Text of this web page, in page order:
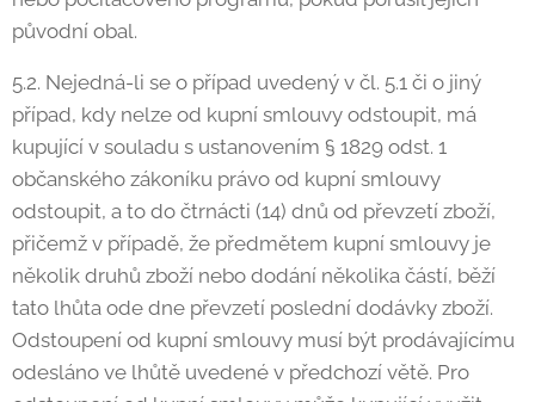
původní obal.
5.2. Nejedná-li se o případ uvedený v čl. 5.1 či o jiný
případ, kdy nelze od kupní smlouvy odstoupit, má
kupující v souladu s ustanovením § 1829 odst. 1
občanského zákoníku právo od kupní smlouvy
odstoupit, a to do čtrnácti (14) dnů od převzetí zboží,
přičemž v případě, že předmětem kupní smlouvy je
několik druhů zboží nebo dodání několika částí, běží
tato lhůta ode dne převzetí poslední dodávky zboží.
Odstoupení od kupní smlouvy musí být prodávajícímu
odesláno ve lhůtě uvedené v předchozí větě. Pro